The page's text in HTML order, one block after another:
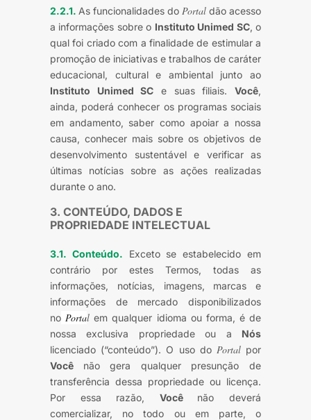
2.2.1. As funcionalidades do Portal dão acesso
a informações sobre o Instituto Unimed SC, o
qual foi criado com a finalidade de estimular a
promoção de iniciativas e trabalhos de caráter
educacional, cultural e ambiental junto ao
Instituto Unimed SC e suas filiais.Você,
ainda, poderá conhecer os programas sociais
em andamento, saber como apoiar a nossa
causa, conhecer mais sobre os objetivos de
desenvolvimento sustentável e verificar as
últimas notícias sobre as ações realizadas
durante o ano.
3. CONTEÚDO, DADOS E
PROPRIEDADE INTELECTUAL
3.1. Conteúdo. Exceto se estabelecido em
contrário por estes Termos, todas as
informações, notícias, imagens, marcas e
informações de mercado disponibilizados
no Portal em qualquer idioma ou forma, é de
nossa exclusiva propriedade ou a Nós
licenciado (“conteúdo”). O uso do Portalpor
Você não gera qualquer presunção de
transferência dessa propriedade ou licença.
Por essa razão, Você não deverá
comercializar, no todo ou em parte, o